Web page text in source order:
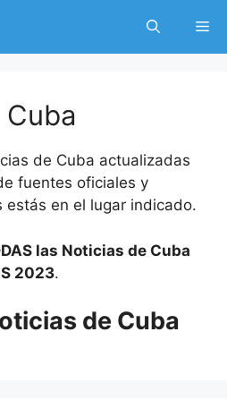
de Cuba actualizadas
fuentes oficiales y
estás en el lugar indicado.
las Noticias de Cuba
2023.
de Cuba